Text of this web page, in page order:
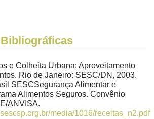
e Colheita Urbana: Aproveitamento
Rio de Janeiro: SESC/DN, 2003.
SESCSegurança Alimentar e
Alimentos Seguros. Convênio
ANVISA.
media/1016/receitas_n2.pdf